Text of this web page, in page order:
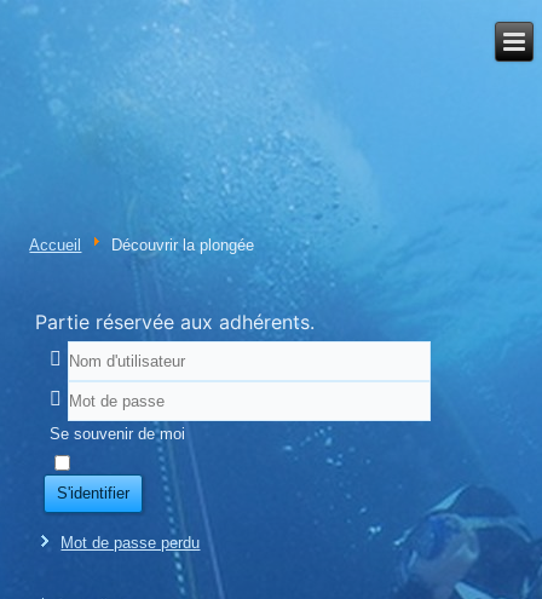
Accueil Découvrir la plongée
Partie réservée aux adhérents.
Se souvenir de moi
S'identifier
Mot de passe perdu